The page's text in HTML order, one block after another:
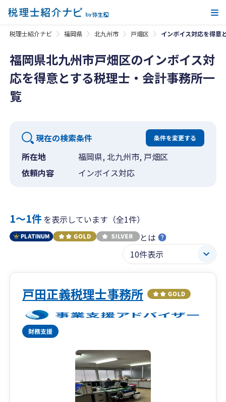
税理士紹介ナビ 福岡県 北九州市 戸畑区 インボイス対応を得意
福岡県北九州市戸畑区のインボイス対
応を得意とする税理士・会計事務所一
覧
現在の検索条件 条件を変更する
所在地
福岡県, 北九州市, 戸畑区
依頼内容
インボイス対応
1〜1件を表示しています（全1件）
とは
戸田正義税理士事務所